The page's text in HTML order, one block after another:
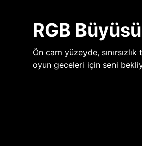
RGB
Ön cam yüzeyde,
oyun geceleri için seni